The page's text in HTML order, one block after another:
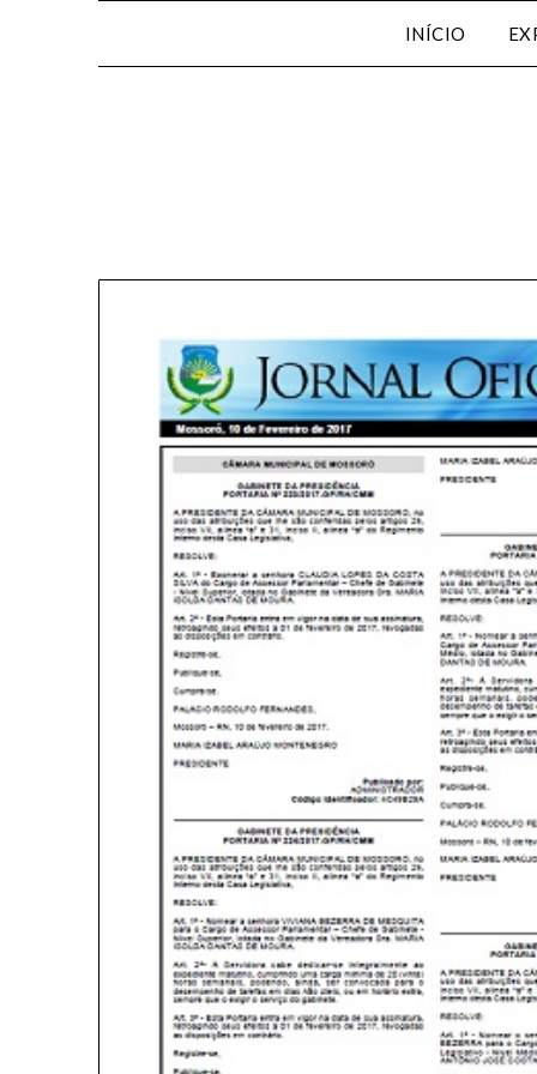
INÍCIO